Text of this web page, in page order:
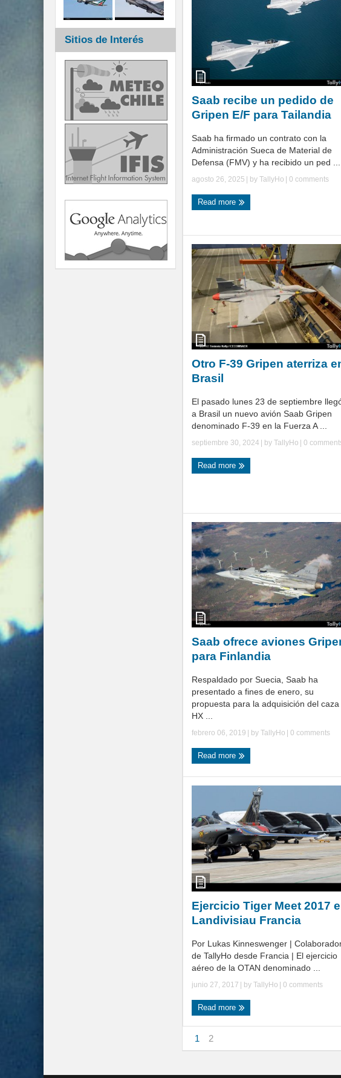
Saab recibe un pedido de
Gripen E/F para Tailandia
Saab ha firmado un contrato con la
Administración Sueca de Material de
Defensa (FMV) y ha recibido un ped ...
agosto 26, 2025 | by TallyHo | 0 comments
Read more
Otro F-39 Gripen aterriza
Brasil
El pasado lunes 23 de septiembre
a Brasil un nuevo avión Saab Gripen
denominado F-39 en la Fuerza A ...
septiembre 30, 2024 | by TallyHo 0
Read more
Saab ofrece aviones
para Finlandia
Respaldado por Suecia, Saab ha
presentado a fines de enero, su
propuesta para la adquisición del caza
HX ...
febrero 06, 2019 | by TallyHo 0 comments
Read more
Ejercicio Tiger Meet 2017
Landivisiau Francia
Por Lukas Kinneswenger |
de TallyHo desde Francia | El ejercicio
aéreo de la OTAN denominado ...
junio 27, 2017 | by TallyHo | 0 comments
Read more
1 2
Sitios de Interés